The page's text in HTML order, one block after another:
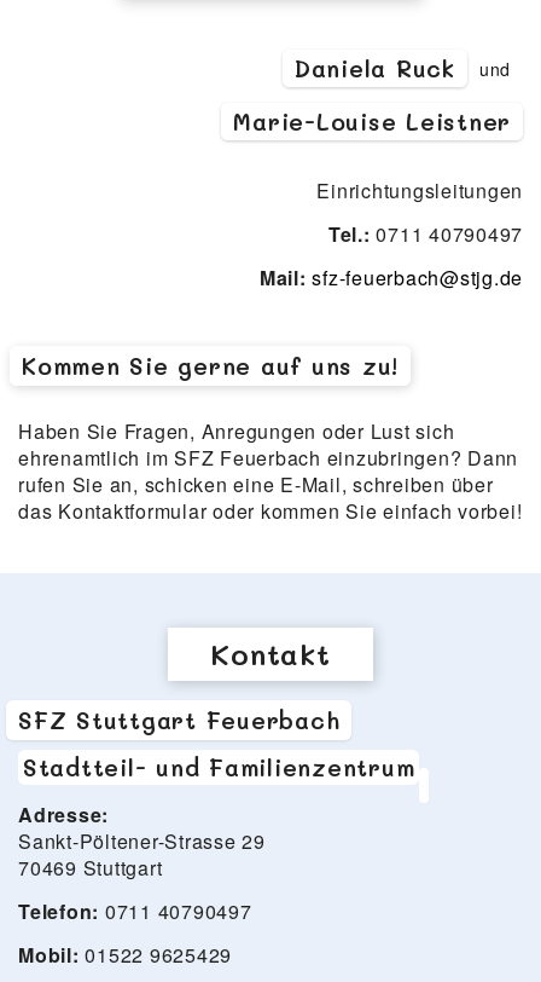
und
Daniela Ruck
Marie-Louise Leistner
Einrichtungsleitungen
Tel.:0711 40790497
Mail:sfz-feuerbach@stjg.de
Kommen Sie gerne auf uns zu!
Haben Sie Fragen, Anregungen oder Lust sich
ehrenamtlich im SFZ Feuerbach einzubringen? Dann
rufen Sie an, schicken eine E-Mail, schreiben über
das Kontaktformular oder kommen Sie einfach vorbei!
Kontakt
SFZ Stuttgart Feuerbach
Stadtteil- und Familienzentrum
Adresse:
Sankt-Pöltener-Strasse 29
70469 Stuttgart
Telefon: 0711 40790497
Mobil: 01522 9625429